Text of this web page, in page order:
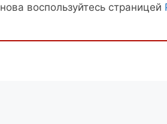
воспользуйтесь страницей